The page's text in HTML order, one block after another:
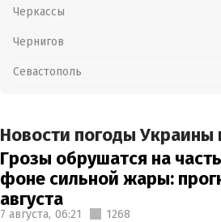
Черкассы
Чернигов
Севастополь
Новости погоды Украины
Грозы обрушатся на
фоне сильной жары:
августа
7 августа, 06:21 1268